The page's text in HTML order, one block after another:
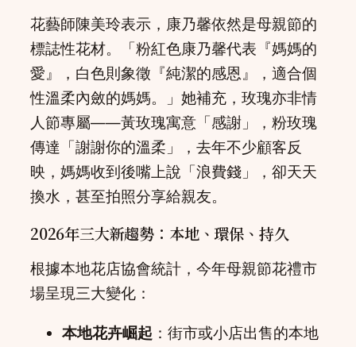
花藝師陳美玲表示，康乃馨依然是母親節的
標誌性花材。「粉紅色康乃馨代表『媽媽的
愛』，白色則象徵『純潔的感恩』，適合個
性溫柔內斂的媽媽。」她補充，玫瑰亦非情
人節專屬——黃玫瑰寓意「感謝」，粉玫瑰
傳達「謝謝你的溫柔」，去年不少顧客反
映，媽媽收到後嘴上說「浪費錢」，卻天天
換水，甚至拍照分享給親友。
2026年三大新趨勢：本地、環保、持久
根據本地花店協會統計，今年母親節花禮市
場呈現三大變化：
本地花卉崛起 ：街市或小店出售的本地